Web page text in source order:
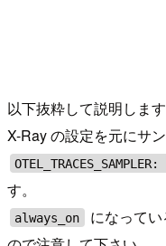
以下抜粋して説明します
X-Ray の設定を元にサ
す。
always_on
になって